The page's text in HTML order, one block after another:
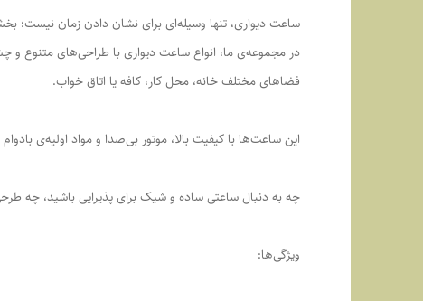
ساعت دیواری، تنها وسیله‌ای برای نشان دادن زمان نیست؛
در مجموعه‌ی ما، انواع ساعت دیواری با طراحی‌های متنوع
فضاهای مختلف خانه، محل کار، کافه یا اتاق خواب.
این ساعت‌ها با کیفیت بالا، موتور بی‌صدا و مواد اولیه‌ی
چه به دنبال ساعتی ساده و شیک برای پذیرایی باشید، چه
ویژگی‌ها: